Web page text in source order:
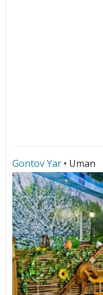
Gontov Yar • Uman